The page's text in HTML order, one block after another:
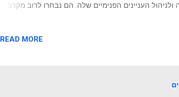
העניינים הפנימיים שלה. הם נבחרו לרוב מקרב
הנהגת היהודים באזורים אלו. ועד זה דן בעניינים חשובים
READ MORE »